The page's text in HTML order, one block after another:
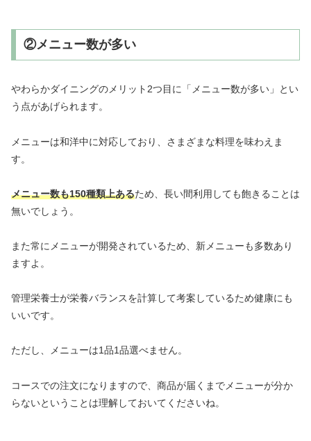
②メニュー数が多い
やわらかダイニングのメリット2つ目に「メニュー数が多い」とい
う点があげられます。
メニューは和洋中に対応しており、さまざまな料理を味わえま
す。
メニュー数も150種類上あるため、長い間利用しても飽きることは
無いでしょう。
また常にメニューが開発されているため、新メニューも多数あり
ますよ。
管理栄養士が栄養バランスを計算して考案しているため健康にも
いいです。
ただし、メニューは1品1品選べません。
コースでの注文になりますので、商品が届くまでメニューが分か
らないということは理解しておいてくださいね。